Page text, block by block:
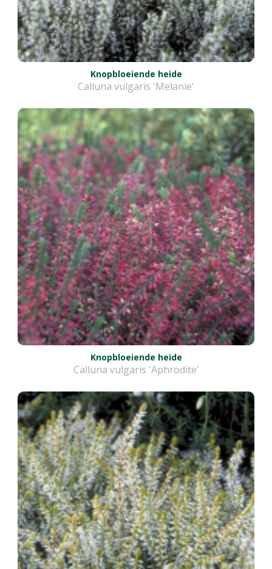
Knopbloeiende heide
Calluna vulgaris 'Melanie'
Knopbloeiende heide
Calluna vulgaris 'Aphrodite'